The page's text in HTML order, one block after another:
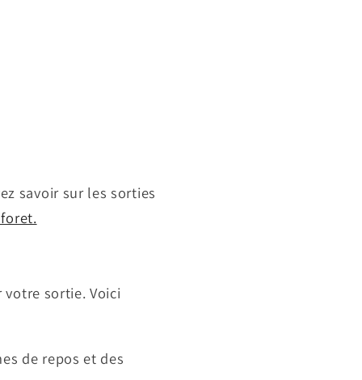
savoir sur les sorties
sortie. Voici
de repos et des